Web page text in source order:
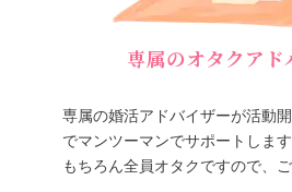
専属のオタクアド
専属の婚活アドバイザーが活動
でマンツーマンでサポートしま
もちろん全員オタクですので、ご